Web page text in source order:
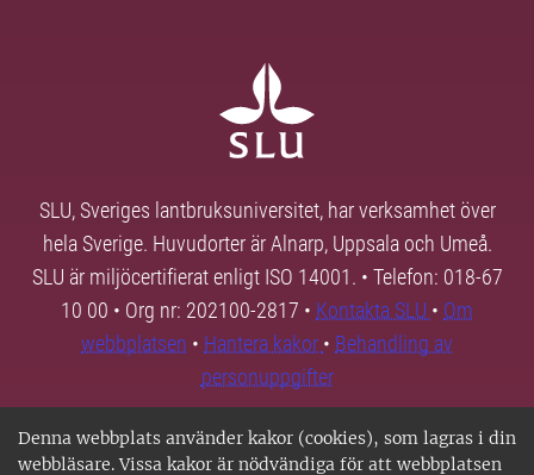
Denna webbplats använder kakor (cookies), som lagras i din
webbläsare. Vissa kakor är nödvändiga för att webbplatsen
SLU, Sveriges lantbruksuniversitet, har verksamhet över
hela Sverige. Huvudorter är Alnarp, Uppsala och Umeå.
SLU är miljöcertifierat enligt ISO 14001. • Telefon: 018-67
10 00 • Org nr: 202100-2817 • Kontakta SLU • Om
webbplatsen • Hantera kakor • Behandling av
personuppgifter